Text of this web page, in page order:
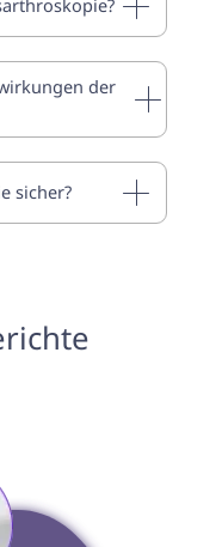
der
sicher?